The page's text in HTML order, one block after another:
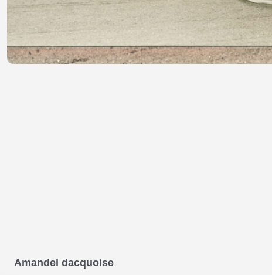
Amandel dacquoise